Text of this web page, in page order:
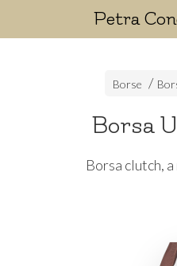
Petra
Borse
Borsa
Borsa clutch, a